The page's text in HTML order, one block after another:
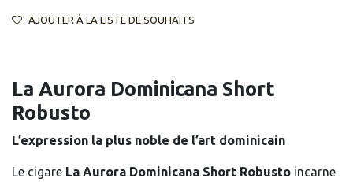
AJOUTER À LA LISTE DE SOUHAITS
La Aurora Dominicana Short
Robusto
L’expression la plus noble de l’art dominicain
Le cigare La Aurora Dominicana Short Robusto incarne